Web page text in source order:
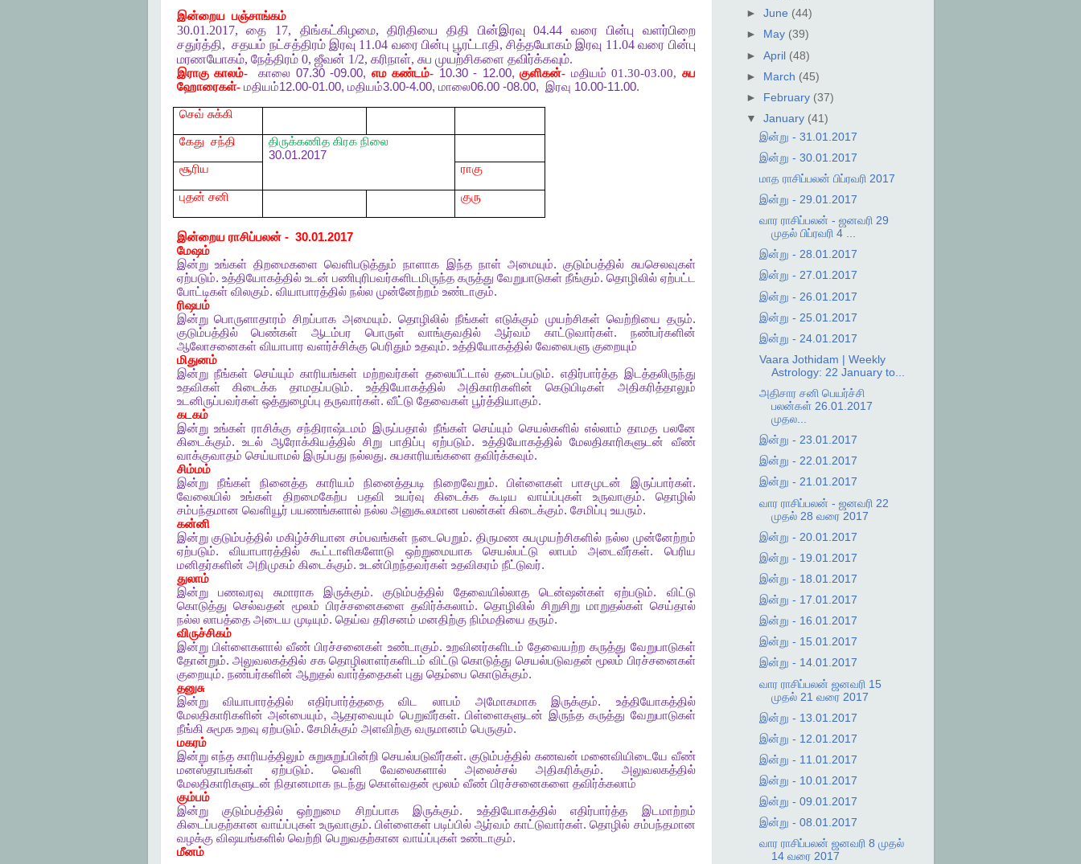
இன்றைய பஞ்சாங்கம்
30.01.2017,தை 17, திங்கட்கிழமை,திரிதியை திதி பின்இரவு 04.44வரை பின்பு
வளர்பிறை
சதுர்த்தி,சதயம் நட்சத்திரம் இரவு 11.04 வரை பின்பு பூரட்டாதி,சித்தயோகம் இரவு 11.04வரை பின்பு
மரணயோகம், நேத்திரம்0, ஜீவன் 1/2, கரிநாள், சுப முயற்சிகளை தவிர்க்கவும்.
இராகு காலம்- காலை 07.30 -09.00, எம கண்டம்- 10.30 - 12.00, குளிகன்- மதியம் 01.30-03.00, சுப
ஹோரைகள்- மதியம்12.00-01.00, மதியம்3.00-4.00, மாலை06.00 -08.00, இரவு 10.00-11.00.
செவ் சுக்கி
கேது சந்தி திருக்கணித கிரக நிலை
30.01.2017
சூரிய
ராகு
புதன் சனி குரு
இன்றைய ராசிப்பலன்- 30.01.2017
மேஷம்
இன்று உங்கள் திறமைகளை வெளிபடுத்தும் நாளாக இந்த நாள் அமையும்.குடும்பத்தில் சுபசெலவுகள்
ஏற்படும். உத்தியோகத்தில் உடன் பணிபுரிபவர்களிடமிருந்த கருத்து வேறுபாடுகள் நீங்கும். தொழிலில் ஏற்பட்ட
போட்டிகள் விலகும். வியாபாரத்தில் நல்ல முன்னேற்றம் உண்டாகும்.
ரிஷபம்
இன்று பொருளாதாரம் சிறப்பாக அமையும்.தொழிலில் நீங்கள் எடுக்கும் முயற்சிகள் வெற்றியை தரும்.
குடும்பத்தில்
பெண்கள் ஆடம்பர பொருள் வாங்குவதில் ஆர்வம் காட்டுவார்கள். நண்பர்களின்
ஆலோசனைகள் வியாபார வளர்ச்சிக்கு பெரிதும் உதவும். உத்தியோகத்தில் வேலைபளு குறையும்
மிதுனம்
இன்று நீங்கள் செய்யும் காரியங்கள் மற்றவர்கள் தலையீட்டால் தடைப்படும். எதிர்பார்த்த இடத்தலிருந்து
உதவிகள்
கிடைக்க தாமதப்படும். உத்தியோகத்தில் அதிகாரிகளின் கெடுபிடிகள்
அதிகரித்தாலும்
உடனிருப்பவர்கள் ஒத்துழைப்பு தருவார்கள். வீட்டு தேவைகள் பூர்த்தியாகும்.
கடகம்
இன்று உங்கள் ராசிக்கு சந்திராஷ்டமம் இருப்பதால் நீங்கள் செய்யும் செயல்களில் எல்லாம் தாமத பலனே
கிடைக்கும். உடல் ஆரோக்கியத்தில் சிறு பாதிப்பு ஏற்படும். உத்தியோகத்தில் மேலதிகாரிகளுடன்
வீண்
வாக்குவாதம் செய்யாமல் இருப்பது நல்லது. சுபகாரியங்களை தவிர்க்கவும்.
சிம்மம்
இன்று
நீங்கள் நினைத்த காரியம் நினைத்தபடி நிறைவேறும்.பிள்ளைகள் பாசமுடன் இருப்பார்கள்.
வேலையில்
உங்கள் திறமைகேற்ப பதவி உயர்வு கிடைக்க கூடிய வாய்ப்புகள் உருவாகும். தொழில்
சம்பந்தமான வெளியூர் பயணங்களால் நல்ல அனுகூலமான பலன்கள் கிடைக்கும். சேமிப்பு உயரும்.
கன்னி
இன்று குடும்பத்தில் மகிழ்ச்சியான சம்பவங்கள் நடைபெறும். திருமண சுபமுயற்சிகளில் நல்ல முன்னேற்றம்
ஏற்படும். வியாபாரத்தில் கூட்டாளிகளோடு ஒற்றுமையாக செயல்பட்டு லாபம் அடைவீர்கள். பெரிய
மனிதர்களின் அறிமுகம் கிடைக்கும். உடன்பிறந்தவர்கள் உதவிகரம் நீட்டுவர்.
துலாம்
இன்று
பணவரவு சுமாராக இருக்கும். குடும்பத்தில் தேவையில்லாத டென்ஷன்கள் ஏற்படும். விட்டு
கொடுத்து செல்வதன் மூலம் பிரச்சனைகளை தவிர்க்கலாம். தொழிலில் சிறுசிறு மாறுதல்கள் செய்தால்
நல்ல லாபத்தை அடைய முடியும். தெய்வ தரிசனம் மனதிற்கு நிம்மதியை தரும்.
விருச்சிகம்
இன்று பிள்ளைகளால் வீண் பிரச்சனைகள் உண்டாகும். உறவினர்களிடம் தேவையற்ற கருத்து வேறுபாடுகள்
தோன்றும். அலுவலகத்தில் சக தொழிலாளர்களிடம் விட்டு கொடுத்து செயல்படுவதன் மூலம் பிரச்சனைகள்
குறையும். நண்பர்களின் ஆறுதல் வார்த்தைகள் புது தெம்பை கொடுக்கும்.
தனுசு
இன்று
வியாபாரத்தில் எதிர்பார்த்ததை விட லாபம் அமோகமாக இருக்கும். உத்தியோகத்தில்
மேலதிகாரிகளின் அன்பையும்,ஆதரவையும் பெறுவீர்கள்.பிள்ளைகளுடன் இருந்த கருத்து வேறுபாடுகள்
நீங்கி சுமூக உறவு ஏற்படும். சேமிக்கும் அளவிற்கு வருமானம் பெருகும்.
மகரம்
இன்று எந்த காரியத்திலும் சுறுசுறுப்பின்றி செயல்படுவீர்கள்.குடும்பத்தில் கணவன் மனைவியிடையே வீண்
மனஸ்தாபங்கள்
ஏற்படும். வெளி வேலைகளால் அலைச்சல் அதிகரிக்கும். அலுவலகத்தில்
மேலதிகாரிகளுடன் நிதானமாக நடந்து கொள்வதன் மூலம் வீண் பிரச்சனைகளை தவிர்க்கலாம்
கும்பம்
இன்று
குடும்பத்தில் ஒற்றுமை சிறப்பாக இருக்கும். உத்தியோகத்தில் எதிர்பார்த்த
இடமாற்றம்
கிடைப்பதற்கான வாய்ப்புகள் உருவாகும். பிள்ளைகள் படிப்பில் ஆர்வம் காட்டுவார்கள்.தொழில் சம்பந்தமான
வழக்கு விஷயங்களில் வெற்றி பெறுவதற்கான வாய்ப்புகள் உண்டாகும்.
மீனம்
► June (44)
►
May (39)
► April (48)
► March (45)
►
February (37)
▼ January (41)
இன்று - 31.01.2017
இன்று - 30.01.2017
மாத ராசிப்பலன் பிப்ரவரி 2017
இன்று - 29.01.2017
வார ராசிப்பலன் - ஜனவரி 29
முதல் பிப்ரவரி 4 ...
இன்று - 28.01.2017
இன்று - 27.01.2017
இன்று - 26.01.2017
இன்று - 25.01.2017
இன்று - 24.01.2017
Vaara Jothidam | Weekly
Astrology: 22 January to...
அதிசார சனி பெயர்ச்சி
பலன்கள் 26.01.2017
முதல...
இன்று - 23.01.2017
இன்று - 22.01.2017
இன்று - 21.01.2017
வார ராசிப்பலன் - ஜனவரி 22
முதல் 28 வரை 2017
இன்று - 20.01.2017
இன்று - 19.01.2017
இன்று - 18.01.2017
இன்று - 17.01.2017
இன்று - 16.01.2017
இன்று - 15.01.2017
இன்று - 14.01.2017
வார ராசிப்பலன் ஜனவரி 15
முதல் 21 வரை 2017
இன்று - 13.01.2017
இன்று - 12.01.2017
இன்று - 11.01.2017
இன்று - 10.01.2017
இன்று - 09.01.2017
இன்று - 08.01.2017
வார ராசிப்பலன் ஜனவரி 8 முதல்
14 வரை 2017